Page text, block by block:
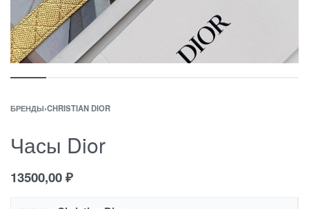
БРЕНДЫ›CHRISTIAN DIOR
Часы Dior
13500,00₽